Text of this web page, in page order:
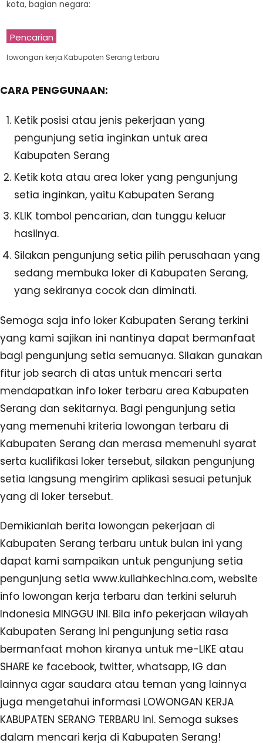
kota, bagian negara:
Pencarian
lowongan kerja Kabupaten Serang terbaru
CARA PENGGUNAAN:
Ketik posisi atau jenis pekerjaan yang
pengunjung setia inginkan untuk area
Kabupaten Serang
Ketik kota atau area loker yang pengunjung
setia inginkan, yaitu Kabupaten Serang
KLIK tombol pencarian, dan tunggu keluar
hasilnya.
Silakan pengunjung setia pilih perusahaan yang
sedang membuka loker di Kabupaten Serang,
yang sekiranya cocok dan diminati.
Semoga saja info loker Kabupaten Serang terkini
yang kami sajikan ini nantinya dapat bermanfaat
bagi pengunjung setia semuanya. Silakan gunakan
fitur job search di atas untuk mencari serta
mendapatkan info loker terbaru area Kabupaten
Serang dan sekitarnya. Bagi pengunjung setia
yang memenuhi kriteria lowongan terbaru di
Kabupaten Serang dan merasa memenuhi syarat
serta kualifikasi loker tersebut, silakan pengunjung
setia langsung mengirim aplikasi sesuai petunjuk
yang di loker tersebut.
Demikianlah berita lowongan pekerjaan di
Kabupaten Serang terbaru untuk bulan ini yang
dapat kami sampaikan untuk pengunjung setia
pengunjung setia www.kuliahkechina.com, website
info lowongan kerja terbaru dan terkini seluruh
Indonesia MINGGU INI. Bila info pekerjaan wilayah
Kabupaten Serang ini pengunjung setia rasa
bermanfaat mohon kiranya untuk me-LIKE atau
SHARE ke facebook, twitter, whatsapp, IG dan
lainnya agar saudara atau teman yang lainnya
juga mengetahui informasi LOWONGAN KERJA
KABUPATEN SERANG TERBARU ini. Semoga sukses
dalam mencari kerja di Kabupaten Serang!